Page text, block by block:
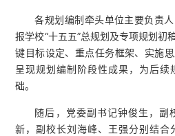
各规划编制牵头单位主要负责
报学校“十五五”总规划及专项规划初
键目标设定、重点任务框架、实施
呈现规划编制阶段性成果，为后续
础。
随后，党委副书记钟俊生，副
新，副校长刘海峰、王强分别结合